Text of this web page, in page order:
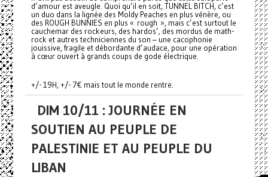
d’amour est aveugle. Quoi qu’il en soit, TUNNEL BITCH, c’est
un duo dans la lignée des Moldy Peaches en plus vénère, ou
des ROUGH BUNNIES en plus « rough », mais c’est surtout le
cauchemar des rockeurs, des hardos’, des mordus de math-
rock et autres techniciennes du son – une cacophonie
jouissive, fragile et débordante d’audace, pour une opération
à cœur ouvert à grands coups de gode électrique.
+/- 19H, +/- 7€ mais tout le monde rentre.
DIM 10/11 : JOURNÉE EN
SOUTIEN AU PEUPLE DE
PALESTINIE ET AU PEUPLE DU
LIBAN